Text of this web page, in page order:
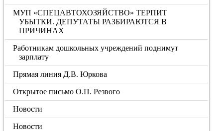
МУП «СПЕЦАВТОХОЗЯЙСТВО» ТЕРПИТ
УБЫТКИ. ДЕПУТАТЫ РАЗБИРАЮТСЯ В
ПРИЧИНАХ
Работникам дошкольных учреждений поднимут
зарплату
Прямая линия Д.В. Юркова
Открытое письмо О.П. Резвого
Новости
Новости